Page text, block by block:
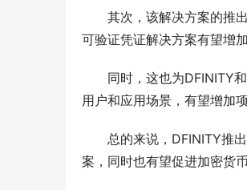
其次，该解决方案的推
可验证凭证解决方案有望增
同时，这也为DFINITY
用户和应用场景，有望增加
总的来说，DFINITY推
案，同时也有望促进加密货